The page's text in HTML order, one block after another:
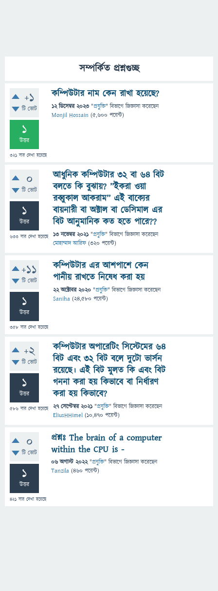
সম্পর্কিত প্রশ্নগুচ্ছ
+1
টি ভোট
1
উত্তর
321 বার দেখা হয়েছে
কম্পিউটার নাম কেন রাখা হয়েছে?
12 ডিসেম্বর 2023 "প্রযুক্তি" বিভাগে জিজ্ঞাসাকরেছেন
Monjil Hossain (5,600 পয়েন্ট)
0
টি ভোট
1
উত্তর
633 বার দেখা হয়েছে
আধুনিক কম্পিউটার ৩২ বা ৬৪ বিট
বলতে কি বুঝায়? ’’ইকরা ওয়া
রব্বুকাল আকরাম’’ এই বাক্যের
বায়নারী বা অক্টাল বা ডেসিমাল এর
বিট আনুমানিক কত হতে পারে??
13 নভেম্বর 2021 "প্রযুক্তি" বিভাগে জিজ্ঞাসাকরেছেন
মোহাম্মাদ আরিফ (320 পয়েন্ট)
+11
টি ভোট
1
উত্তর
358 বার দেখা হয়েছে
কম্পিউটার এর আশপাশে কেন
পানীয় রাখতে নিষেধ করা হয়
22 অক্টোবর 2020 "প্রযুক্তি" বিভাগে জিজ্ঞাসাকরেছেন
Saniha (24,580 পয়েন্ট)
+2
টি ভোট
1
উত্তর
586 বার দেখা হয়েছে
কম্পিউটার অপারেটিং সিস্টেমের ৬৪
বিট এবং ৩২ বিট বলে দুটো ভার্সন
রয়েছে। এই বিট মুলত কি এবং বিট
গননা করা হয় কিভাবে বা নির্ধারণ
করা হয় কিভাবে?
27 সেপ্টেম্বর 2021 "প্রযুক্তি" বিভাগে জিজ্ঞাসাকরেছেন
EliusHHimel (10,470 পয়েন্ট)
0
টি ভোট
1
উত্তর
421 বার দেখা হয়েছে
প্রশ্নঃ The brain of a computer
within the CPU is -
06 অগাস্ট 2022 "প্রযুক্তি" বিভাগে জিজ্ঞাসাকরেছেন
Tanzila (460 পয়েন্ট)